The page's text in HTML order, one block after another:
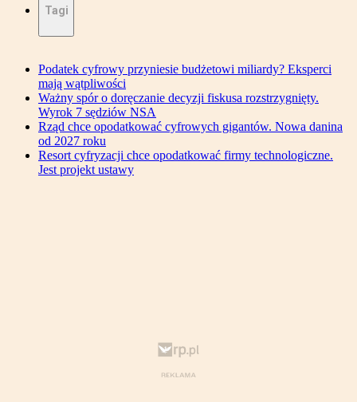
Tagi
Podatek cyfrowy przyniesie budżetowi miliardy? Eksperci
mają wątpliwości
Ważny spór o doręczanie decyzji fiskusa rozstrzygnięty.
Wyrok 7 sędziów NSA
Rząd chce opodatkować cyfrowych gigantów. Nowa danina
od 2027 roku
Resort cyfryzacji chce opodatkować firmy technologiczne.
Jest projekt ustawy